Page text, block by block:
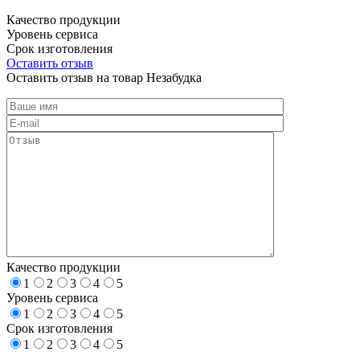
Качество продукции
Уровень сервиса
Срок изготовления
Оставить отзыв
Оставить отзыв на товар Незабудка
Качество продукции
1
2 3 4
5
Уровень сервиса
1
2 3 4
5
Срок изготовления
1
2 3 4
5